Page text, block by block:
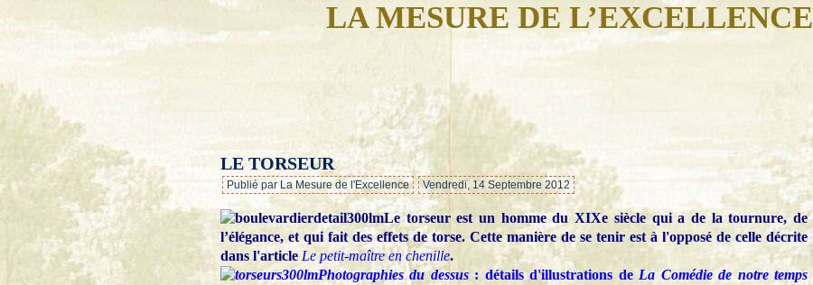
LA MESURE DE L’EXCELLENCE
…
LE TORSEUR
Publié par La Mesure de l'Excellence Vendredi, 14 Septembre 2012
Le torseur est un homme du XIXe siècle qui a de la tournure, de
l’élégance, et qui fait des effets de torse. Cette manière de se tenir est à l'opposé de celle décrite
dans l'article Le petit-maître en chenille.
Photographies du dessus: détails d'illustrations de La Comédie de notre temps